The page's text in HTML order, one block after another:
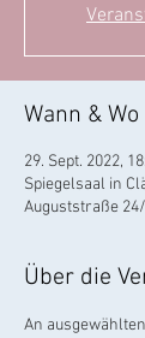
Wann & Wo
29. Sept. 2022,
Spiegelsaal in
Auguststraße
Über die
An